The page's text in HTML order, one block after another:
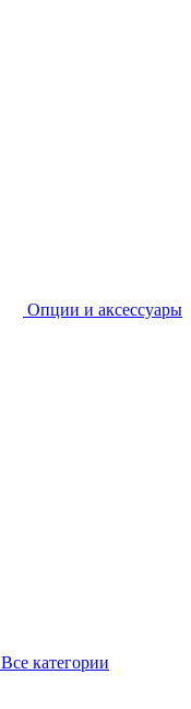
Опции и аксессуары
Все категории